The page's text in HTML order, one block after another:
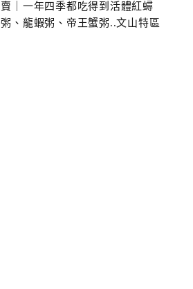
賣｜一年四季都吃得到活體紅蟳
粥、龍蝦粥、帝王蟹粥..文山特區